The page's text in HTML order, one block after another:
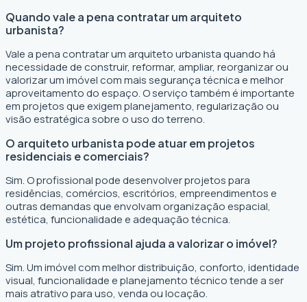
Quando vale a pena contratar um arquiteto
urbanista?
Vale a pena contratar um arquiteto urbanista quando há
necessidade de construir, reformar, ampliar, reorganizar ou
valorizar um imóvel com mais segurança técnica e melhor
aproveitamento do espaço. O serviço também é importante
em projetos que exigem planejamento, regularização ou
visão estratégica sobre o uso do terreno.
O arquiteto urbanista pode atuar em projetos
residenciais e comerciais?
Sim. O profissional pode desenvolver projetos para
residências, comércios, escritórios, empreendimentos e
outras demandas que envolvam organização espacial,
estética, funcionalidade e adequação técnica.
Um projeto profissional ajuda a valorizar o imóvel?
Sim. Um imóvel com melhor distribuição, conforto, identidade
visual, funcionalidade e planejamento técnico tende a ser
mais atrativo para uso, venda ou locação.